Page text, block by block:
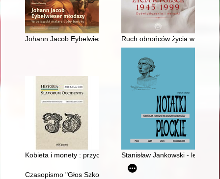
Johann Jacob Eybelwieser młodszy (1667-1744) : wrocławski
Ruch obrońców życia w
Kobieta i monety : przyczynek do mennictwa księżnej
Stanisław Jankowski -
Czasopismo "Głos Szkoły i Rodziny" (1925-1926) źródłem